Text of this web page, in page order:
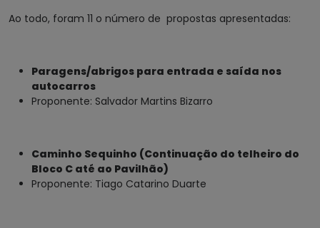
Ao todo, foram 11 o número de propostas apresentadas:
Paragens/abrigos para entrada e saída nos
autocarros
Proponente: Salvador Martins Bizarro
Caminho Sequinho (Continuação do telheiro do
Bloco C até ao Pavilhão)
Proponente: Tiago Catarino Duarte